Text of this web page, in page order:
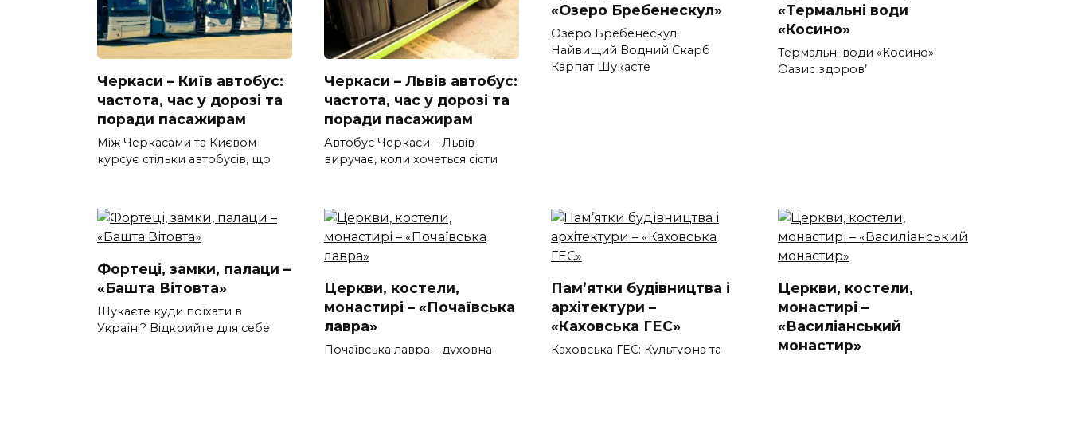
Черкаси – Київ автобус:
частота, час у дорозі та
поради пасажирам
Між Черкасами та Києвом
курсує стільки автобусів, що
Черкаси – Львів автобус:
частота, час у дорозі та
поради пасажирам
Автобус Черкаси – Львів
виручає, коли хочеться сісти
«Озеро Бребенескул»
Озеро Бребенескул:
Найвищий Водний Скарб
Карпат Шукаєте
«Термальні води
«Косино»
Термальні води «Косино»:
Оазис здоров’
Фортеці, замки, палаци –
«Башта Вітовта»
Шукаєте куди поїхати в
Україні? Відкрийте для себе
Церкви, костели,
монастирі – «Почаївська
лавра»
Почаївська лавра – духовна
Пам’ятки будівництва і
архітектури –
«Каховська ГЕС»
Каховська ГЕС: Культурна та
Церкви, костели,
монастирі –
«Василіанський
монастир»